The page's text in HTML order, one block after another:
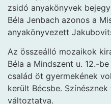
zsidó anyakönyvek
Béla Jenbach azonos a
anyakönyvezett
Az összeálló mozaikok
Béla a Mindszent u. 12.-
család öt gyermekének
került Bécsbe.
változtatva.